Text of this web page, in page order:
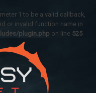
1 to be a valid callback,
or invalid function name in
plugin.php on line 525